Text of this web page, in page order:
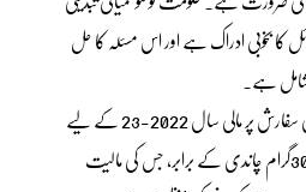
بخوبی ادراک ہے اور اس مسئلہ کا حل
ہے.
وفاقی کابینہ نے وزارتِ خزانہ کی سفارش پر مالی سال 2022-23 کے لیے
دِیت کی کم از کم حد 30 ہزار 6 سو 30گرام چاندی کے برابر، جس کی مالیت